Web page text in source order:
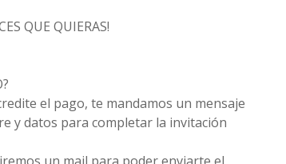
QUE QUIERAS!
el pago, te mandamos un mensaje
y datos para completar la invitación